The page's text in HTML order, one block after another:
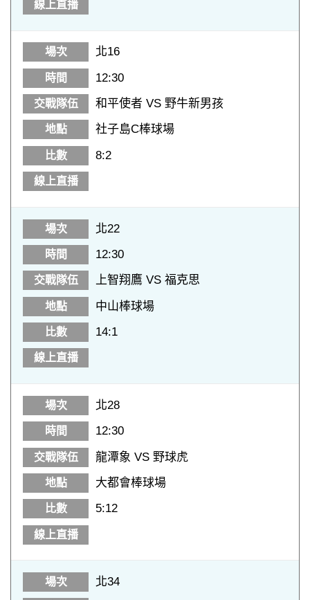
北16
12:30
和平使者 VS 野牛新男孩
社子島C棒球場
8:2
北22
12:30
上智翔鷹 VS 福克思
中山棒球場
14:1
北28
12:30
龍潭象 VS 野球虎
大都會棒球場
5:12
北34